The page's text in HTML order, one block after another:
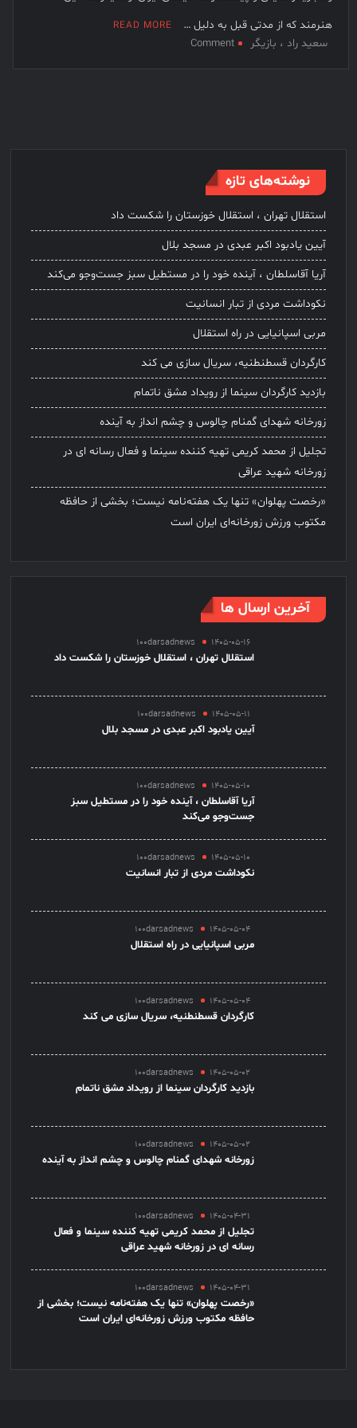
فیلم کیمیایی متوقف شد
هنرمند که از مدتی قبل به دلیل …
READ MORE
سعید راد ، بازیگر Comment
نوشته‌های تازه
استقلال تهران ، استقلال خوزستان را شکست داد
آیین یادبود اکبر عبدی در مسجد بلال
آریا آقاسلطان ، آینده خود را در مستطیل سبز جست‌وجو می‌کند
نکوداشت مردی از تبار انسانیت
مربی اسپانیایی در راه استقلال
کارگردان قسطنطنیه، سریال سازی می کند
بازدید کارگردان سینما از رویداد مشق ناتمام
زورخانه شهدای گمنام چالوس و چشم انداز به آینده
تجلیل از محمد کریمی تهیه کننده سینما و فعال رسانه ای در
زورخانه شهید عراقی
«رخصت پهلوان» تنها یک هفته‌نامه نیست؛ بخشی از حافظه
مکتوب ورزش زورخانه‌ای ایران است
آخرین ارسال ها
100darsadnews 1405-05-16
استقلال تهران ، استقلال خوزستان را شکست داد
100darsadnews 1405-05-11
آیین یادبود اکبر عبدی در مسجد بلال
100darsadnews 1405-05-10
آریا آقاسلطان ، آینده خود را در مستطیل سبز
جست‌وجو می‌کند
100darsadnews 1405-05-10
نکوداشت مردی از تبار انسانیت
100darsadnews 1405-05-04
مربی اسپانیایی در راه استقلال
100darsadnews 1405-05-04
کارگردان قسطنطنیه، سریال سازی می کند
100darsadnews 1405-05-02
بازدید کارگردان سینما از رویداد مشق ناتمام
100darsadnews 1405-05-02
زورخانه شهدای گمنام چالوس و چشم انداز به آینده
100darsadnews 1405-04-31
تجلیل از محمد کریمی تهیه کننده سینما و فعال
رسانه ای در زورخانه شهید عراقی
100darsadnews 1405-04-31
«رخصت پهلوان» تنها یک هفته‌نامه نیست؛ بخشی از
حافظه مکتوب ورزش زورخانه‌ای ایران است